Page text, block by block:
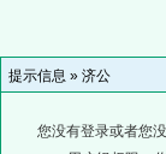
提示信息 » 济公
您没有登录或者您